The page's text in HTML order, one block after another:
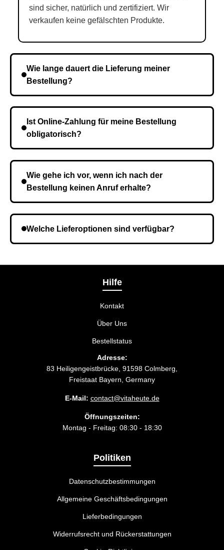
sind sicher, natürlich und zertifiziert. Wir
verkaufen keine gefälschten Produkte.
Wie lange dauert die Lieferung meiner
Bestellung?
Kurierdienst und die Zeit hängt davon ab.
Ist Online-Zahlung für meine Bestellung
obligatorisch?
Wie gehe ich vor, wenn ich nach der
Bestellung keinen Anruf erhalte?
und wiederholen Sie gegebenenfalls die Bestellung.
Welche Lieferoptionen sind verfügbar?
Liefermethode wählen, die am besten zu Ihnen
Hilfe
Kontakt
Über Uns
Bestellstatus
Adresse:
83 Heiligengeistbrücke, 91598 Colmberg,
Freistaat Bayern, Germany
E-Mail: contact@vitaheute.de
Öffnungszeiten:
Montag - Freitag: 08:30 - 18:30
Politiken
Datenschutzbestimmungen
Allgemeine Geschäftsbedingungen
Lieferbedingungen
Widerrufsrecht und Rückerstattungen